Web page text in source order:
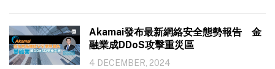
Akamai發布最新網絡安全態勢報告 金
融業成DDoS攻擊重災區
4 DECEMBER, 2024